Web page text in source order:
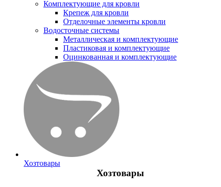
Комплектующие для кровли
Крепеж для кровли
Отделочные элементы кровли
Водосточные системы
Металлическая и комплектующие
Пластиковая и комплектующие
Оцинкованная и комплектующие
Хозтовары
Хозтовары